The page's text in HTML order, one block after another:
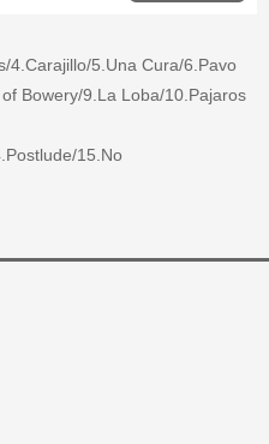
4.Carajillo/5.Una Cura/6.Pavo
Bowery/9.La Loba/10.Pajaros
15.No